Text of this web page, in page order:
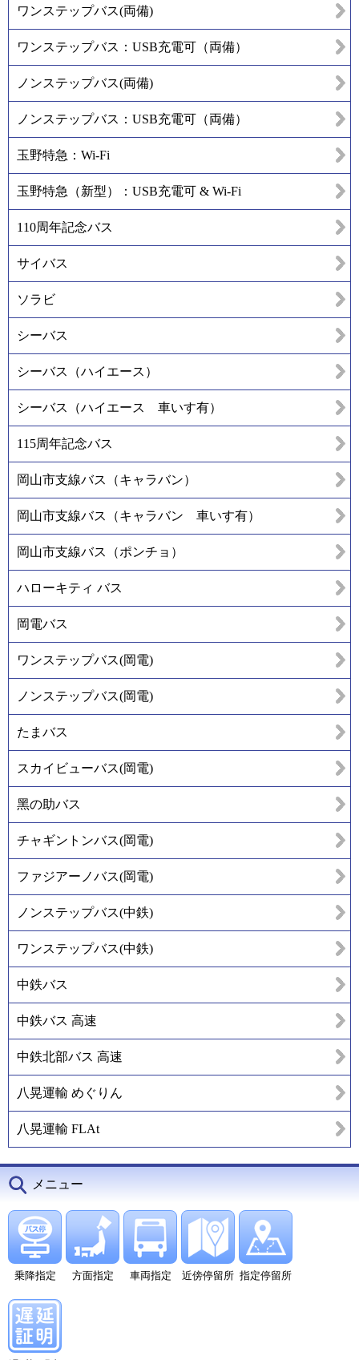
ワンステップバス(両備)
ワンステップバス：USB充電可（両備）
ノンステップバス(両備)
ノンステップバス：USB充電可（両備）
玉野特急：Wi-Fi
玉野特急（新型）：USB充電可 & Wi-Fi
110周年記念バス
サイバス
ソラビ
シーバス
シーバス（ハイエース）
シーバス（ハイエース 車いす有）
115周年記念バス
岡山市支線バス（キャラバン）
岡山市支線バス（キャラバン 車いす有）
岡山市支線バス（ポンチョ）
ハローキティ バス
岡電バス
ワンステップバス(岡電)
ノンステップバス(岡電)
たまバス
スカイビューバス(岡電)
黑の助バス
チャギントンバス(岡電)
ファジアーノバス(岡電)
ノンステップバス(中鉄)
ワンステップバス(中鉄)
中鉄バス
中鉄バス 高速
中鉄北部バス 高速
八晃運輸 めぐりん
八晃運輸 FLAt
メニュー
乗降指定 方面指定 車両指定 近傍停留所 指定停留所